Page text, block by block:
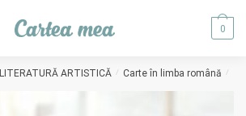
0
LITERATURĂ ARTISTICĂ / Carte în limba română /